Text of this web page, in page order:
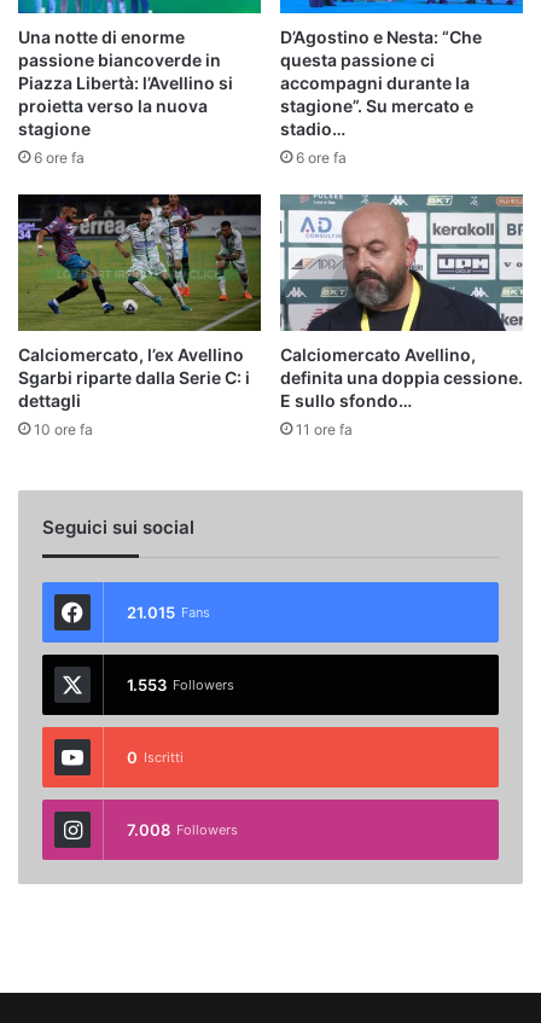
Una notte di enorme
passione biancoverde in
Piazza Libertà: l’Avellino si
proietta verso la nuova
stagione
6 ore fa
D’Agostino e Nesta: “Che
questa passione ci
accompagni durante la
stagione”. Su mercato e
stadio…
6 ore fa
Calciomercato, l’ex Avellino
Sgarbi riparte dalla Serie C: i
dettagli
10 ore fa
Calciomercato Avellino,
definita una doppia cessione.
E sullo sfondo…
11 ore fa
Seguici sui social
21.015 Fans
1.553 Followers
0 Iscritti
7.008 Followers